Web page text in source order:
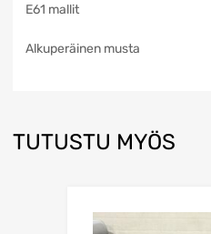
E61 mallit
Alkuperäinen musta
TUTUSTU MYÖS